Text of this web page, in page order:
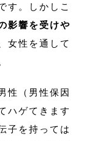
す。しかしこ
影響を受けや
女性を通して
性（男性保因
ハゲてきます
子を持っては